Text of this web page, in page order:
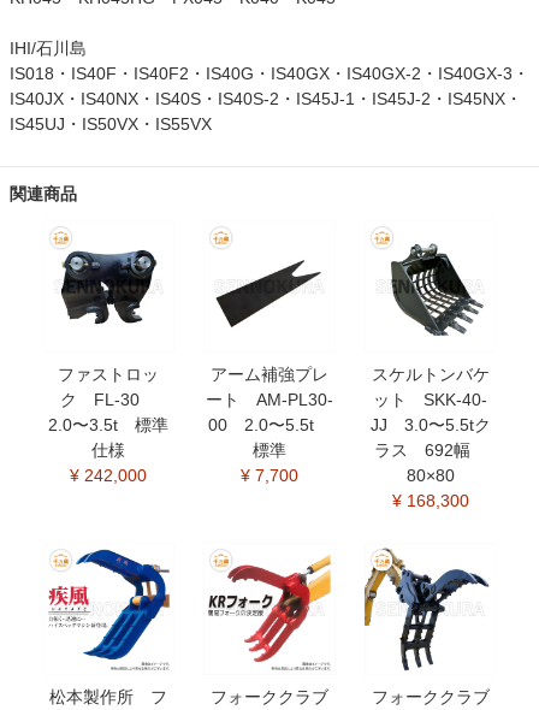
IHI/石川島
IS018・IS40F・IS40F2・IS40G・IS40GX・IS40GX-2・IS40GX-3・
IS40JX・IS40NX・IS40S・IS40S-2・IS45J-1・IS45J-2・IS45NX・
IS45UJ・IS50VX・IS55VX
関連商品
ファストロッ
ク FL-30
2.0〜3.5t 標準
仕様
¥ 242,000
アーム補強プレ
ート AM-PL30-
00 2.0〜5.5t
標準
¥ 7,700
スケルトンバケ
ット SKK-40-
JJ 3.0〜5.5tク
ラス 692幅
80×80
¥ 168,300
松本製作所 フ
フォーククラブ
フォーククラブ